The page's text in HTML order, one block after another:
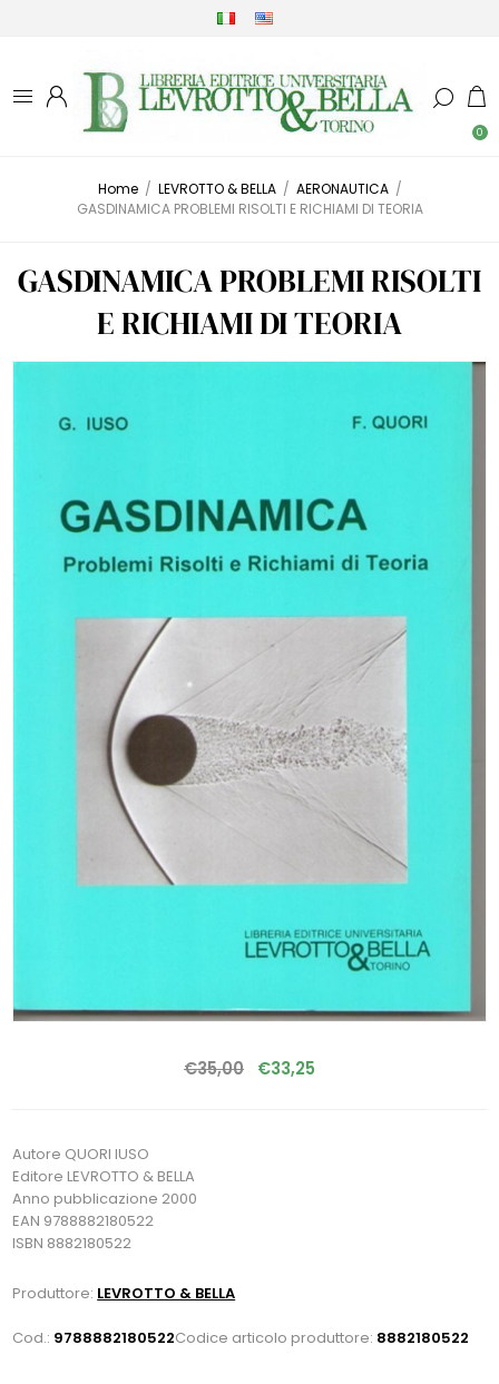
0
Home / LEVROTTO & BELLA / AERONAUTICA /
GASDINAMICA PROBLEMI RISOLTI E RICHIAMI DI TEORIA
GASDINAMICA PROBLEMI RISOLTI
E RICHIAMI DI TEORIA
€35,00 €33,25
Autore QUORI IUSO
Editore LEVROTTO & BELLA
Anno pubblicazione 2000
EAN 9788882180522
ISBN 8882180522
Produttore: LEVROTTO & BELLA
Cod.: 9788882180522Codice articolo produttore: 8882180522